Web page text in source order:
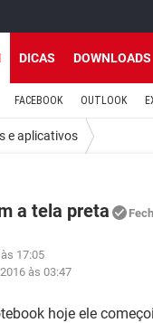
DICAS DOWNLOADS
FACEBOOK OUTLOOK
e aplicativos
a tela preta
17:05
às 03:47
hoje ele